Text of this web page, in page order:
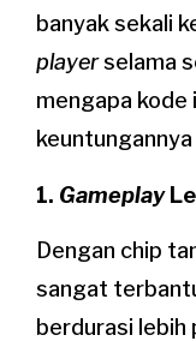
banyak sekali
playerselama
mengapa kode
1. Gameplay
Dengan chip
sangat
berdurasi lebih